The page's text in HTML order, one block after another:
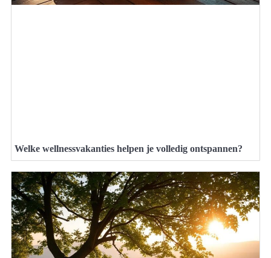
Welke wellnessvakanties helpen je volledig ontspannen?